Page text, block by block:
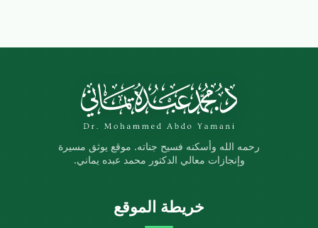
رحمه الله وأسكنه فسيح جناته. موقع يوثق مسيرة
وإنجازات معالي الدكتور محمد عبده يماني.
خريطة الموقع